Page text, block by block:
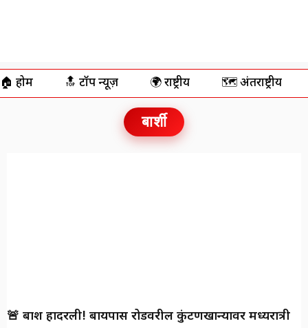
🏠 होम 🔝 टॉप न्यूज़ 🌍 राष्ट्रीय 🗺️ अंतर्राष्ट्रीय
बार्शी
🚨 बार्शी हादरली! बायपास रोडवरील कुंटणखान्यावर मध्यरात्री